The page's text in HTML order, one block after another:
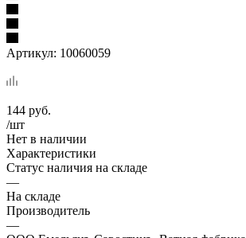
Артикул: 10060059
144 руб.
/шт
Нет в наличии
Характеристики
Статус наличия на складе
—
На складе
Производитель
—